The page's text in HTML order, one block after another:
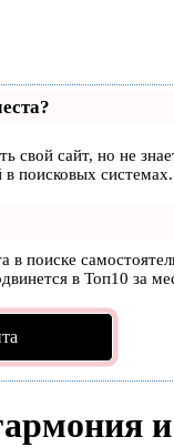
свой сайт, но не
поисковых системах.
в поиске
в Топ10 за
и